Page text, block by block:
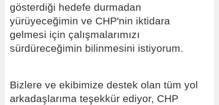
gösterdiği hedefe durmadan
yürüyeceğimin ve CHP'nin iktidara
gelmesi için çalışmalarımızı
sürdüreceğimin bilinmesini istiyorum.
Bizlere ve ekibimize destek olan tüm yol
arkadaşlarıma teşekkür ediyor, CHP